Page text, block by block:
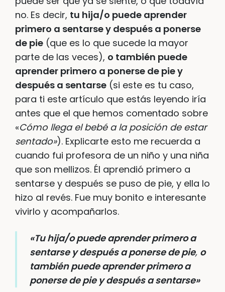
no. Es decir, tu hija/o puede aprender
primero a sentarse y después a ponerse
de pie (que es lo que sucede la mayor
parte de las veces), o también puede
aprender primero a ponerse de pie y
después a sentarse (si este es tu caso,
para ti este artículo que estás leyendo iría
antes que el que hemos comentado sobre
«Cómo llega el bebé a la posición de estar
sentado»). Explicarte esto me recuerda a
cuando fui profesora de un niño y una niña
que son mellizos. Él aprendió primero a
sentarse y después se puso de pie, y ella lo
hizo al revés. Fue muy bonito e interesante
vivirlo y acompañarlos.
«Tu hija/o puede aprender primero a
sentarse y después a ponerse de pie, o
también puede aprender primero a
ponerse de pie y después a sentarse»